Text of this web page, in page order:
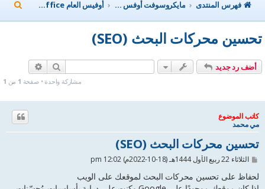
فهرس المنتدى
مايكروسوفت أوفس Microsoft Office أوفيس العام MicroSoft Office
ح
تحسين محركات البحث (SEO)
أضف رد جديد بحث
مشاركة واحدة • صفحة 1 من 1
كاتب الموضوع
مي محمد
تحسين محركات البحث (SEO)
م
ا
ر
الثلاثاء 22 ربيع الأول 1444هـ (18-10-2022م) 12:02 pm
لحفاظ على تحسين محركات البحث لموقعك على الويب